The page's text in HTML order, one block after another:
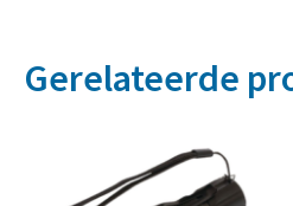
Gerelateerde